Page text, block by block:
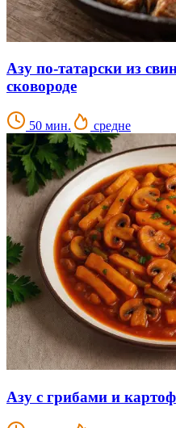
Азу по-татарски из
сковороде
50 мин. средне
Азу с грибами и